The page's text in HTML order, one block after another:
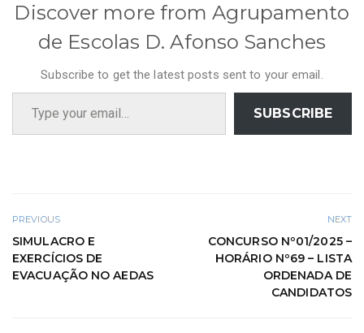
Discover more from Agrupamento
de Escolas D. Afonso Sanches
Subscribe to get the latest posts sent to your email.
Type your email…
SUBSCRIBE
PREVIOUS
SIMULACRO E
EXERCÍCIOS DE
EVACUAÇÃO NO AEDAS
NEXT
CONCURSO Nº01/2025 –
HORÁRIO Nº69 – LISTA
ORDENADA DE
CANDIDATOS